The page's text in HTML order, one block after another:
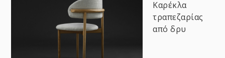
Καρέκλα
τραπεζαρίας
από δρυ